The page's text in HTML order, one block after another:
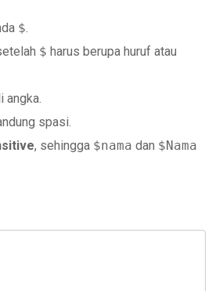
$.
$ harus berupa huruf atau
angka.
spasi.
, sehingga $nama dan $Nama